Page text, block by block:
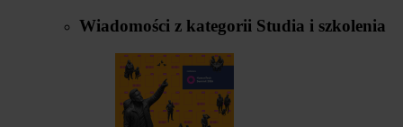
Wiadomości z kategorii Studia i szkolenia